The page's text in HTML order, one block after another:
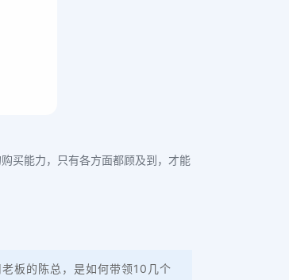
买能力，只有各方面都顾及到，才能
板的陈总，是如何带领10几个